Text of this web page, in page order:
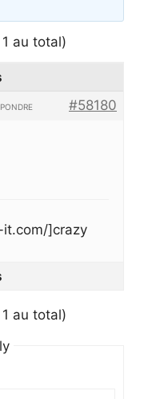
au total)
#58180
]crazy
au total)